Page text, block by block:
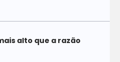
alto que a razão